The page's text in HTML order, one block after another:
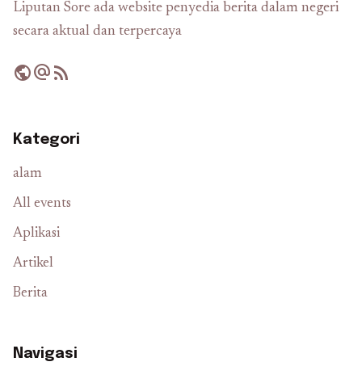
Liputan Sore ada website penyedia berita dalam negeri
secara aktual dan terpercaya
publicalternate_emailrss_feed
Kategori
alam
All events
Aplikasi
Artikel
Berita
Navigasi